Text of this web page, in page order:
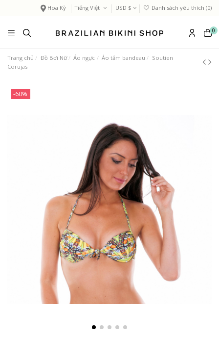
Hoa Kỳ Tiếng Việt USD $ Danh sách yêu thích (0)
0
Trang chủ Đồ Bơi Nữ Áo ngực Áo tắm bandeau
Soutien
Corujas
-60%